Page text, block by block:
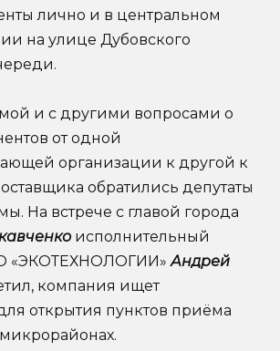
лично и в центральном
на улице Дубовского
и с другими вопросами о
от одной
организации к другой к
обратились депутаты
На встрече с главой города
исполнительный
«ЭКОТЕХНОЛОГИИ»Андрей
компания ищет
открытия пунктов приёма